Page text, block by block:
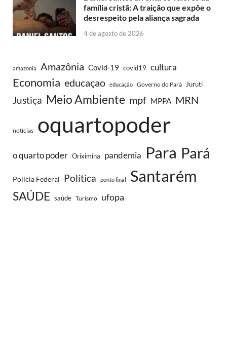
família cristã: A traição que expõe o
desrespeito pela aliança sagrada
4 de agosto de 2026
amazonia Amazônia Covid-19 covid19 cultura
Economia educaçao educação Governo do Pará Juruti
Justiça Meio Ambiente mpf MPPA MRN
notícias oquartopoder
o quarto poder Oriximina pandemia Para Pará
Polícia Federal Política ponto final Santarém
SAÚDE saúde Turismo ufopa